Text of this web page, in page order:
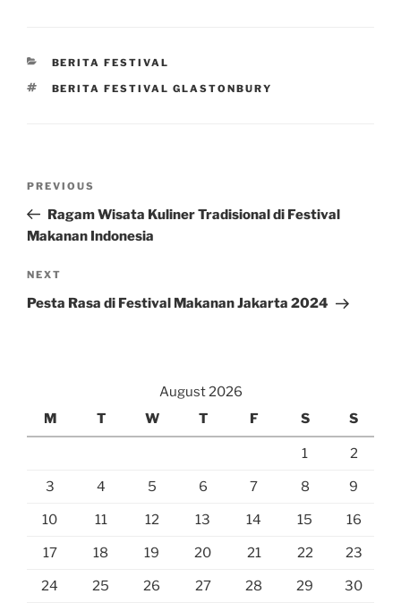
CATEGORIES
BERITA FESTIVAL
TAGS
BERITA FESTIVAL GLASTONBURY
Previous
Post
PREVIOUS
Ragam Wisata Kuliner Tradisional di Festival
Makanan Indonesia
Next
Post
NEXT
Pesta Rasa di Festival Makanan Jakarta 2024
August 2026
M
T W T F S S
1 2
3 4 5 6 7 8 9
10 11 12 13 14 15 16
17 18 19 20 21 22 23
24 25 26 27 28 29 30